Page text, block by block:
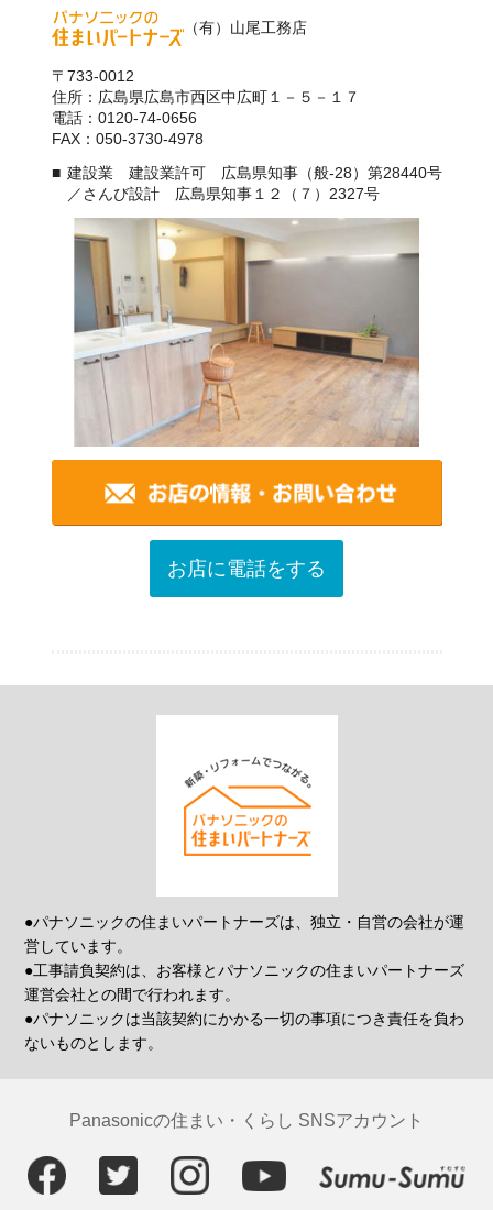
（有）山尾工務店
〒733-0012
住所：広島県広島市西区中広町１－５－１７
電話：0120-74-0656
FAX：050-3730-4978
建設業 建設業許可 広島県知事（般-28）第28440号
／さんび設計 広島県知事１２（７）2327号
お店に電話をする
●パナソニックの住まいパートナーズは、独立・自営の会社が運
営しています。
●工事請負契約は、お客様とパナソニックの住まいパートナーズ
運営会社との間で行われます。
●パナソニックは当該契約にかかる一切の事項につき責任を負わ
ないものとします。
Panasonicの住まい・くらし SNSアカウント